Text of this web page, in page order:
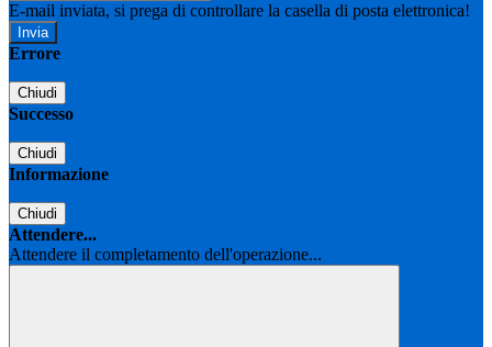
E-mail inviata, si prega di controllare la casella di posta elettronica!
Errore
Chiudi
Successo
Chiudi
Informazione
Chiudi
Attendere...
Attendere il completamento dell'operazione...